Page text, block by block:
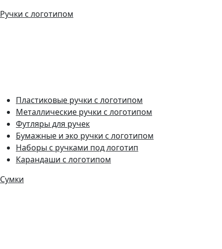
Ручки с логотипом
Пластиковые ручки с логотипом
Металлические ручки с логотипом
Футляры для ручек
Бумажные и эко ручки с логотипом
Наборы с ручками под логотип
Карандаши с логотипом
Сумки